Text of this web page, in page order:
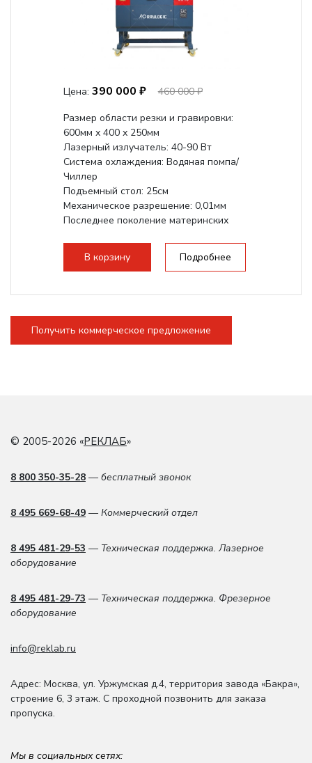
Цена: 390 000 ₽
460 000 ₽
Размер области резки и гравировки:
600мм х 400 х 250мм
Лазерный излучатель: 40-90 Вт
Система охлаждения: Водяная помпа/
Чиллер
Подъемный стол: 25см
Механическое разрешение: 0,01мм
Последнее поколение материнских
В корзину Подробнее
Получить коммерческое предложение
© 2005-2026 «РЕКЛАБ»
8 800 350-35-28 — бесплатный звонок
8 495 669-68-49 — Коммерческий отдел
8 495 481-29-53 — Техническая поддержка. Лазерное
оборудование
8 495 481-29-73 — Техническая поддержка. Фрезерное
оборудование
info@reklab.ru
Адрес: Москва, ул. Уржумская д.4, территория завода «Бакра»,
строение 6, 3 этаж. С проходной позвонить для заказа
пропуска.
Мы в социальных сетях: